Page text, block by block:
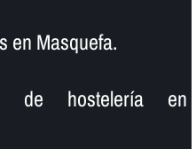
en Masquefa.
de hostelerí­a en